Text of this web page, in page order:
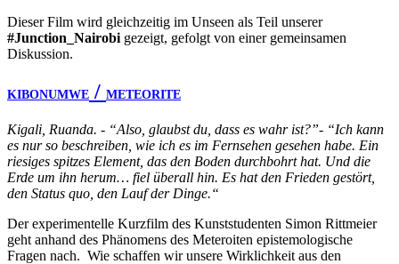
Dieser Film wird gleichzeitig im Unseen als Teil unserer
#Junction_Nairobi gezeigt, gefolgt von einer gemeinsamen
Diskussion.
KIBONUMWE / METEORITE
Kigali, Ruanda. - “Also, glaubst du, dass es wahr ist?”- “Ich kann
es nur so beschreiben, wie ich es im Fernsehen gesehen habe. Ein
riesiges spitzes Element, das den Boden durchbohrt hat. Und die
Erde um ihn herum… fiel überall hin. Es hat den Frieden gestört,
den Status quo, den Lauf der Dinge.“
Der experimentelle Kurzfilm des Kunststudenten Simon Rittmeier
geht anhand des Phänomens des Meteroiten epistemologische
Fragen nach. Wie schaffen wir unsere Wirklichkeit aus den